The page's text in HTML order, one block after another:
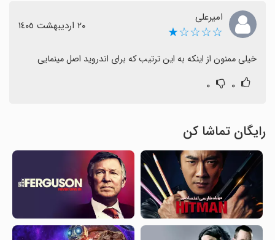
امیرعلی
☆☆☆☆★ ٢٠ اردیبهشت ١٤٠٥
خیلی ممنون از اینکه به این ترتیب که برای اندروید اصل مینمایی
۰ ۰
رایگان تماشا کن